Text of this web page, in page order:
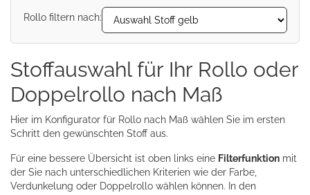
Rollo filtern nach:
Stoffauswahl für Ihr Rollo oder
Doppelrollo nach Maß
Hier im Konfigurator für Rollo nach Maß wählen Sie im ersten
Schritt den gewünschten Stoff aus.
Für eine bessere Übersicht ist oben links eine Filterfunktion mit
der Sie nach unterschiedlichen Kriterien wie der Farbe,
Verdunkelung oder Doppelrollo wählen können. In den